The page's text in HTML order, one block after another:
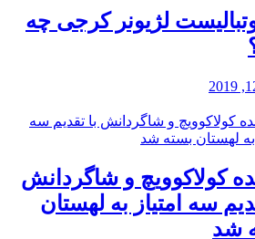
لژیونر کرجی چه
کولاکوویچ و شاگردانش
سه امتیاز به لهستان
شد